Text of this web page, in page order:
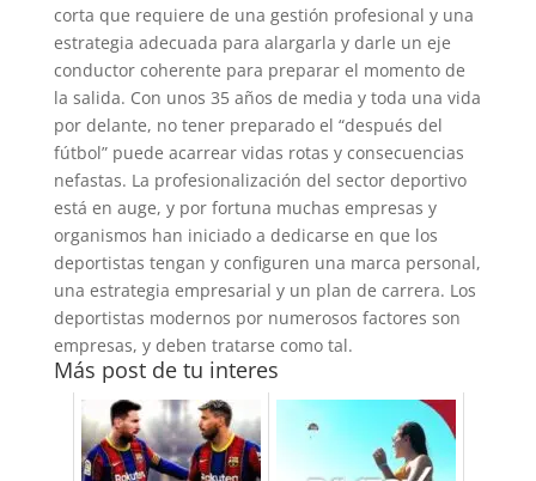
corta que requiere de una gestión profesional y una
estrategia adecuada para alargarla y darle un eje
conductor coherente para preparar el momento de
la salida. Con unos 35 años de media y toda una vida
por delante, no tener preparado el “después del
fútbol” puede acarrear vidas rotas y consecuencias
nefastas. La profesionalización del sector deportivo
está en auge, y por fortuna muchas empresas y
organismos han iniciado a dedicarse en que los
deportistas tengan y configuren una marca personal,
una estrategia empresarial y un plan de carrera. Los
deportistas modernos por numerosos factores son
empresas, y deben tratarse como tal.
Más post de tu interes